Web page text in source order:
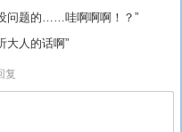
问题的……哇啊啊啊！？”
人的话啊”
复